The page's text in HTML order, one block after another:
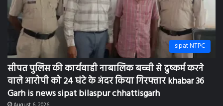
sipat NTPC
सीपत पुलिस की कार्यवाही नाबालिक बच्ची से दुष्कर्म करने
वाले आरोपी को 24 घंटे के अंदर किया गिरफ्तार khabar 36
Garh is news sipat bilaspur chhattisgarh
August 6, 2026